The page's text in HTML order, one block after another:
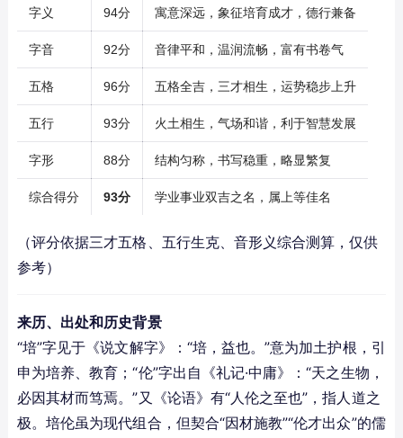
字义 94分 寓意深远，象征培育成才，德行兼备
字音 92分 音律平和，温润流畅，富有书卷气
五格 96分 五格全吉，三才相生，运势稳步上升
五行 93分 火土相生，气场和谐，利于智慧发展
字形 88分 结构匀称，书写稳重，略显繁复
综合得分 93分 学业事业双吉之名，属上等佳名
（评分依据三才五格、五行生克、音形义综合测算，仅供
参考）
来历、出处和历史背景
“培”字见于《说文解字》：“培，益也。”意为加土护根，引
申为培养、教育；“伦”字出自《礼记·中庸》：“天之生物，
必因其材而笃焉。”又《论语》有“人伦之至也”，指人道之
极。培伦虽为现代组合，但契合“因材施教”“伦才出众”的儒